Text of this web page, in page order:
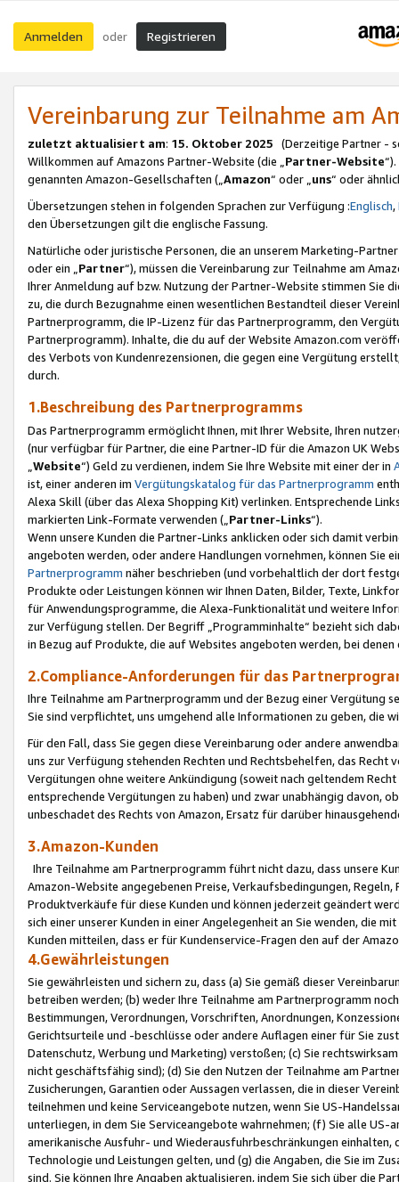
Anmelden oder Registrieren
Vereinbarung zur Teilnahme am
zuletzt aktualisiert am: 15. Oktober 2025 (Derzeitige Partner -
Willkommen auf Amazons Partner-Website (die „Partner-Website
genannten Amazon-Gesellschaften („Amazon“ oder „uns“ oder
Übersetzungen stehen in folgenden Sprachen zur Verfügung :Englisch,
den Übersetzungen gilt die englische Fassung.
Natürliche oder juristische Personen, die an unserem Marketing-
oder ein „Partner“), müssen die Vereinbarung zur Teilnahme am
Ihrer Anmeldung auf bzw. Nutzung der Partner-Website stimmen Sie
zu, die durch Bezugnahme einen wesentlichen Bestandteil dieser
Partnerprogramm, die IP-Lizenz für das Partnerprogramm, den
Partnerprogramm). Inhalte, die du auf der Website Amazon.com
des Verbots von Kundenrezensionen, die gegen eine Vergütung
durch.
1.Beschreibung des Partnerprogramms
Das Partnerprogramm ermöglicht Ihnen, mit Ihrer Website, Ihren
(nur verfügbar für Partner, die eine Partner-ID für die Amazon UK
Website“) Geld zu verdienen, indem Sie Ihre Website mit einer der in
ist, einer anderen im Vergütungskatalog für das Partnerprogramm
Alexa Skill (über das Alexa Shopping Kit) verlinken. Entsprechende
markierten Link-Formate verwenden („ Partner-Links“).
Wenn unsere Kunden die Partner-Links anklicken oder sich damit
angeboten werden, oder andere Handlungen vornehmen, können Sie
Partnerprogramm näher beschrieben (und vorbehaltlich der dort
Produkte oder Leistungen können wir Ihnen Daten, Bilder, Texte,
für Anwendungsprogramme, die Alexa-Funktionalität und weitere
zur Verfügung stellen. Der Begriff „Programminhalte“ bezieht sich
in Bezug auf Produkte, die auf Websites angeboten werden, bei
2.Compliance-Anforderungen für das
Ihre Teilnahme am Partnerprogramm und der Bezug einer Vergütung
Sie sind verpflichtet, uns umgehend alle Informationen zu geben, die
Für den Fall, dass Sie gegen diese Vereinbarung oder andere
uns zur Verfügung stehenden Rechten und Rechtsbehelfen, das
Vergütungen ohne weitere Ankündigung (soweit nach geltendem
entsprechende Vergütungen zu haben) und zwar unabhängig davon,
unbeschadet des Rechts von Amazon, Ersatz für darüber
3.Amazon-Kunden
Ihre Teilnahme am Partnerprogramm führt nicht dazu, dass unsere
Amazon-Website angegebenen Preise, Verkaufsbedingungen,
Produktverkäufe für diese Kunden und können jederzeit geändert
sich einer unserer Kunden in einer Angelegenheit an Sie wenden, die
Kunden mitteilen, dass er für Kundenservice-Fragen den auf der
4.Gewährleistungen
Sie gewährleisten und sichern zu, dass (a) Sie gemäß dieser
betreiben werden; (b) weder Ihre Teilnahme am Partnerprogramm
Bestimmungen, Verordnungen, Vorschriften, Anordnungen,
Gerichtsurteile und -beschlüsse oder andere Auflagen einer für Sie
Datenschutz, Werbung und Marketing) verstoßen; (c) Sie
nicht geschäftsfähig sind); (d) Sie den Nutzen der Teilnahme am
Zusicherungen, Garantien oder Aussagen verlassen, die in dieser
teilnehmen und keine Serviceangebote nutzen, wenn Sie US-
unterliegen, in dem Sie Serviceangebote wahrnehmen; (f) Sie alle
amerikanische Ausfuhr- und Wiederausfuhrbeschränkungen
Technologie und Leistungen gelten, und (g) die Angaben, die Sie im
sind. Sie können Ihre Angaben aktualisieren, indem Sie sich über die